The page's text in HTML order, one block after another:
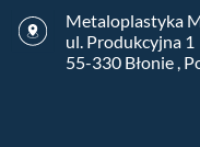
Metaloplastyka
ul. Produkcyjna 1
55-330 Błonie ,